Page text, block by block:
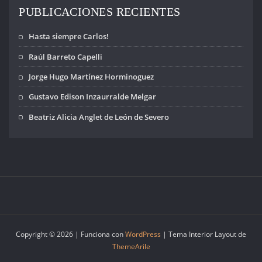
no la impunidad.
PUBLICACIONES RECIENTES
Hasta siempre Carlos!
Raúl Barreto Capelli
Jorge Hugo Martínez Horminoguez
Gustavo Edison Inzaurralde Melgar
Beatriz Alicia Anglet de León de Severo
Copyright © 2026 | Funciona conWordPress | Tema Interior Layout de
ThemeArile